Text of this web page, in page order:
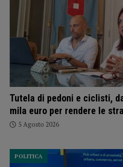
Tutela di pedoni e ciclisti,
mila euro per rendere le
5 Agosto 2026
POLITICA